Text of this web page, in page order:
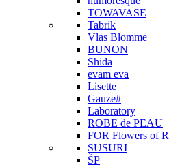
TOWAVASE
Tabrik
Vlas Blomme
BUNON
Shida
evam eva
Lisette
Gauze#
Laboratory
ROBE de PEAU
FOR Flowers of
SUSURI
ŠP